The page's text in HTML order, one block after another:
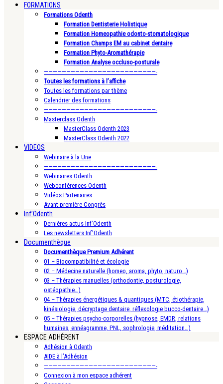
FORMATIONS
Formations Odenth
Formation Dentisterie Holistique
Formation Homeopathie odonto-stomatologique
Formation Champs EM au cabinet dentaire
Formation Phyto-Aromathérapie
Formation Analyse occluso-posturale
—————————————————————————-
Toutes les formations à l’affiche
Toutes les formations par thème
Calendrier des formations
—————————————————————————-
Masterclass Odenth
MasterClass Odenth 2023
MasterClass Odenth 2022
VIDEOS
Webinaire à la Une
—————————————————————————-
Webinaires Odenth
Webconférences Odenth
Vidéos Partenaires
Avant-première Congrès
Inf’Odenth
Dernières actus Inf’Odenth
Les newsletters Inf’Odenth
Documenthèque
Documenthèque Premium Adhérent
01 – Biocompatibilité et écologie
02 – Médecine naturelle (homeo, aroma, phyto, naturo…)
03 – Thérapies manuelles (orthodontie, posturologie,
ostéopathie…)
04 – Thérapies énergétiques & quantiques (MTC, étiothérapie,
kinésiologie, décryptage dentaire, réflexologie bucco-dentaire…)
05 – Thérapies psycho-corporelles (hypnose, EMDR, relations
humaines, ennéagramme, PNL, sophrologie, méditation…)
ESPACE ADHÉRENT
Adhésion à Odenth
AIDE à l’Adhésion
—————————————————————————-
Connexion à mon espace adhérent